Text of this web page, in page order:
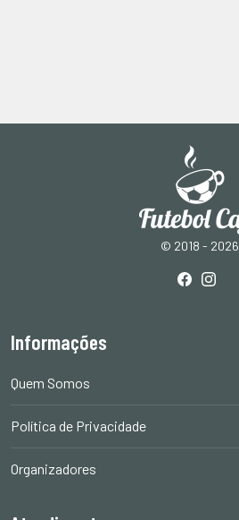
© 2018 - 2026
Informações
Quem Somos
Política de Privacidade
Organizadores